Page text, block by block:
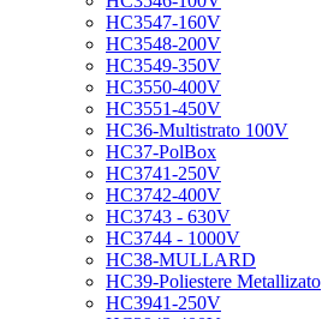
HC3547-160V
HC3548-200V
HC3549-350V
HC3550-400V
HC3551-450V
HC36-Multistrato 100V
HC37-PolBox
HC3741-250V
HC3742-400V
HC3743 - 630V
HC3744 - 1000V
HC38-MULLARD
HC39-Poliestere Metallizato
HC3941-250V